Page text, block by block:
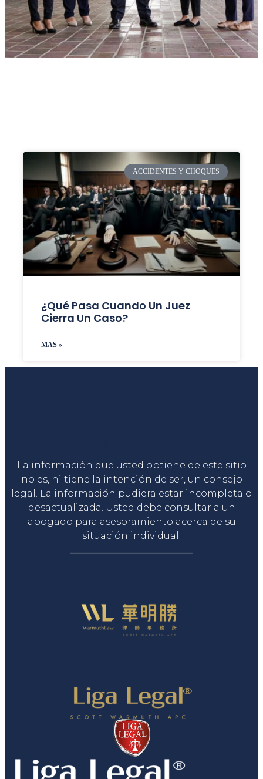
ACCIDENTES Y CHOQUES
¿Qué Pasa Cuando Un Juez
Cierra Un Caso?
MAS »
La información que usted obtiene de este sitio
no es, ni tiene la intención de ser, un consejo
legal. La información pudiera estar incompleta o
desactualizada. Usted debe consultar a un
abogado para asesoramiento acerca de su
situación individual.